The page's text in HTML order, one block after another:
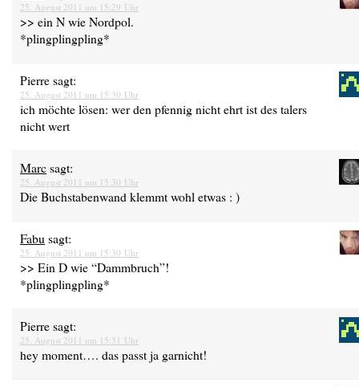
25. August 2011 um 15:29 Uhr
>> ein N wie Nordpol.
*plingplingpling*
Pierresagt:
25. August 2011 um 15:30 Uhr
ich möchte lösen: wer den pfennig nicht ehrt ist des talers
nicht wert
Marcsagt:
25. August 2011 um 15:30 Uhr
Die Buchstabenwand klemmt wohl etwas : )
Fabu sagt:
25. August 2011 um 15:30 Uhr
>> Ein D wie “Dammbruch”!
*plingplingpling*
Pierresagt:
25. August 2011 um 15:31 Uhr
hey moment…. das passt ja garnicht!